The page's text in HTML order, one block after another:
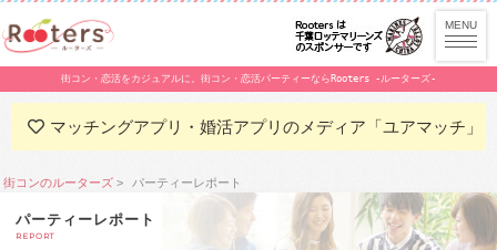
街コン・恋活をカジュアルに。街コン・恋活パーティーならRooters -ルーターズ-
マッチングアプリ・婚活アプリのメディア「ユアマッチ」
街コンのルーターズ パーティーレポート
パーティーレポート
REPORT